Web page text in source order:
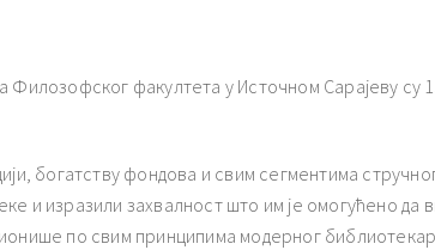
Филозофског факултета у Источном Сарајеву су
богатству фондова и свим сегментима
и изразили захвалност што им је омогућено да
по свим принципима модерног